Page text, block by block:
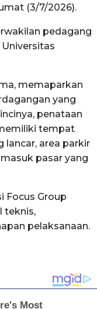
(3/7/2026).
pedagang
memaparkan
yang
penataan
tempat
lancar, area parkir
pasar yang
Focus Group
teknis,
pelaksanaan.